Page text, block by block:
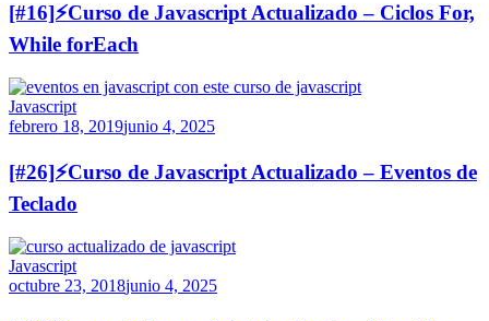
[#16]⚡Curso de Javascript Actualizado – Ciclos For,
While forEach
Javascript
febrero 18, 2019junio 4, 2025
[#26]⚡Curso de Javascript Actualizado – Eventos de
Teclado
Javascript
octubre 23, 2018junio 4, 2025